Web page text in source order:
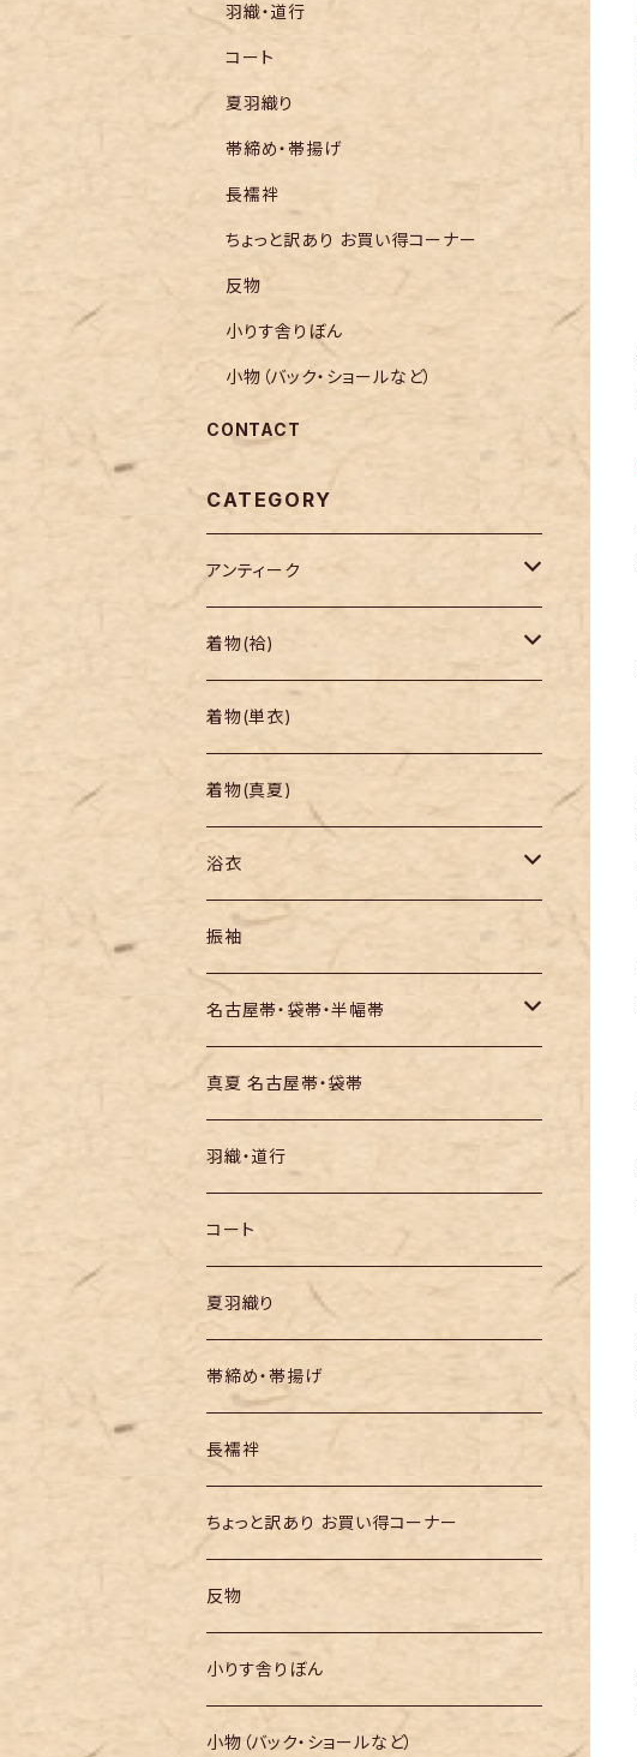
羽織・道行
コート
夏羽織り
帯締め・帯揚げ
長襦袢
ちょっと訳あり お買い得コーナー
反物
小りす舎りぼん
小物（バック・ショールなど）
CONTACT
CATEGORY
アンティーク
着物
帯
羽織り・道行
着物(袷)
小紋
色無地・江戸小紋
紬
訪問着・付下
お召し
着物(単衣)
着物(真夏)
浴衣
セオα・ポリ
木綿・綿麻
絞りの浴衣
振袖
名古屋帯・袋帯・半幅帯
名古屋帯
袋帯
半幅帯
真夏 名古屋帯・袋帯
羽織・道行
コート
夏羽織り
帯締め・帯揚げ
長襦袢
ちょっと訳あり お買い得コーナー
反物
小りす舎りぼん
小物（バック・ショールなど）